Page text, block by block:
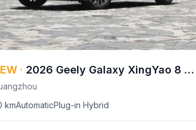
· 2026 Geely Galaxy XingYao 8 225km EM-i Voyager Star River Edition
kmAutomaticPlug-in Hybrid